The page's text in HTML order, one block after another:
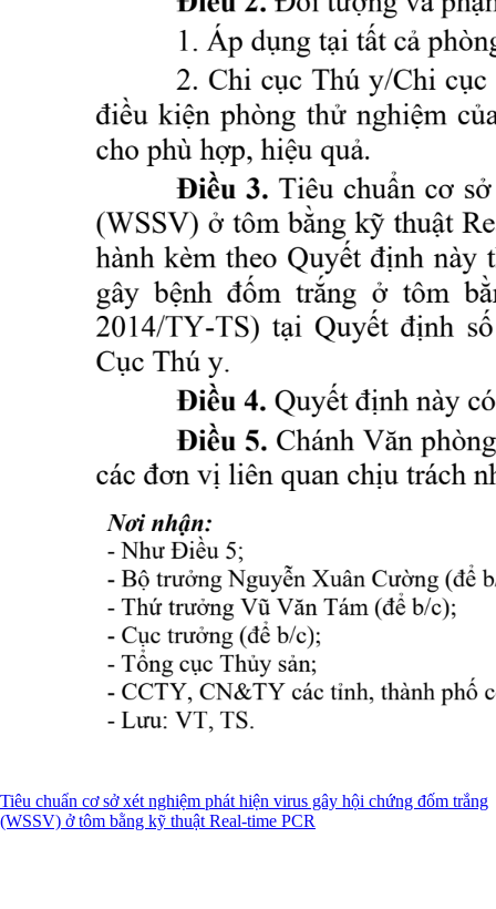
Tiêu chuẩn cơ sở xét nghiệm phát hiện virus gây hội chứng đốm trắng
(WSSV) ở tôm bằng kỹ thuật Real-time PCR